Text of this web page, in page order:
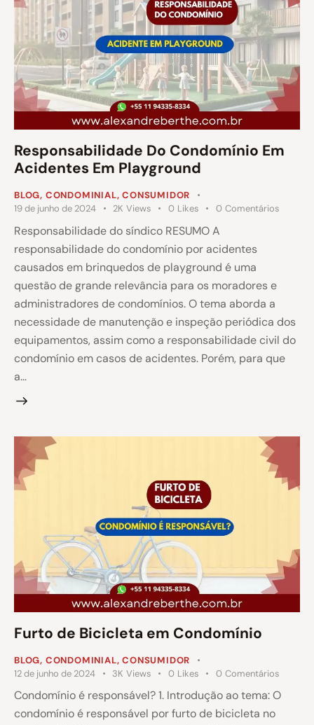
Responsabilidade Do Condomínio Em
Acidentes Em Playground
BLOG, CONDOMINIAL,CONSUMIDOR
19 de junho de 2024
2K Views 0 Likes 0 Comentários
Responsabilidade do síndico RESUMO A
responsabilidade do condomínio por acidentes
causados em brinquedos de playground é uma
questão de grande relevância para os moradores e
administradores de condomínios. O tema aborda a
necessidade de manutenção e inspeção periódica dos
equipamentos, assim como a responsabilidade civil do
condomínio em casos de acidentes. Porém, para que
a…
Furto de Bicicleta em Condomínio
BLOG, CONDOMINIAL,CONSUMIDOR
12 de junho de 2024
3K Views 0 Likes 0 Comentários
Condomínio é responsável? 1. Introdução ao tema: O
condomínio é responsável por furto de bicicleta no